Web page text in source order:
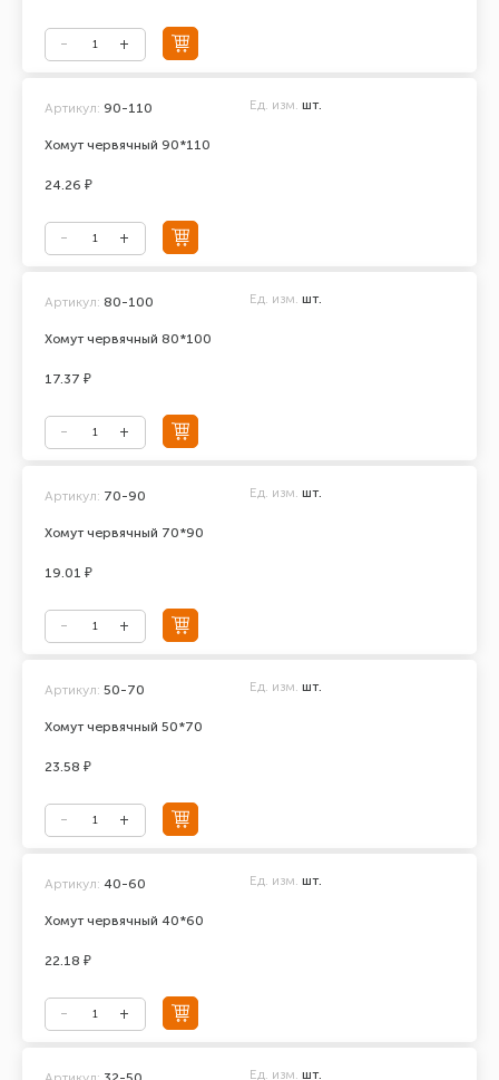
Хомут червячный 90*110
Артикул: 90-110 Ед. изм. шт.
24.26 ₽
Хомут червячный 80*100
Артикул: 80-100 Ед. изм. шт.
17.37 ₽
Хомут червячный 70*90
Артикул: 70-90 Ед. изм. шт.
19.01 ₽
Хомут червячный 50*70
Артикул: 50-70 Ед. изм. шт.
23.58 ₽
Хомут червячный 40*60
Артикул: 40-60 Ед. изм. шт.
22.18 ₽
Ед. изм. шт.